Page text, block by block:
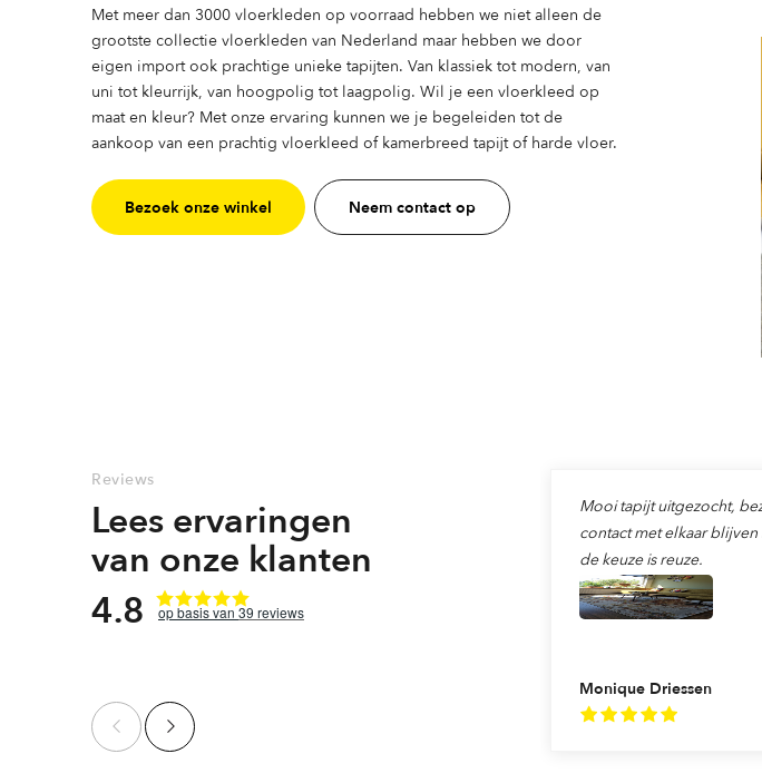
Met meer dan 3000 vloerkleden op voorraad hebben we niet alleen de
grootste collectie vloerkleden van Nederland maar hebben we door
eigen import ook prachtige unieke tapijten. Van klassiek tot modern, van
uni tot kleurrijk, van hoogpolig tot laagpolig. Wil je een vloerkleed op
maat en kleur? Met onze ervaring kunnen we je begeleiden tot de
aankoop van een prachtig vloerkleed of kamerbreed tapijt of harde vloer.
Bezoek onze winkel Neem contact op
Reviews
Lees ervaringen
van onze klanten
4.8
39 reviews
Monique Driessen
Mooi tapijt uitgezocht,
contact met elkaar
de keuze is reuze.